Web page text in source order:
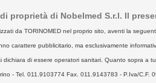
proprietà di Nobelmed S.r.l. Il
da TORINOMED nel proprio sito, aventi la
carattere pubblicitario, ma esclusivamente
dichiara di essere operatori sanitari. Quanto sopra
- Tel. 011.9103774 Fax. 011.9143783 - P.Iva/